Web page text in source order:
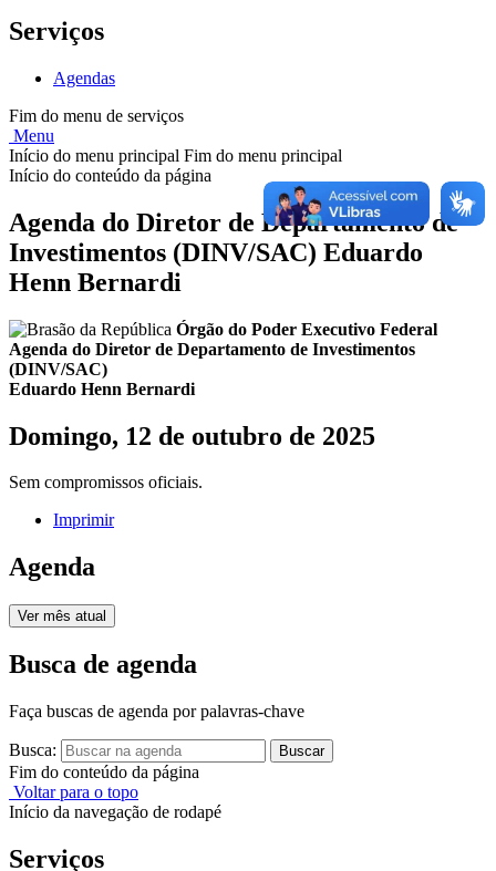
Serviços
Agendas
Fim do menu de serviços
Menu
Início do menu principal Fim do menu principal
Início do conteúdo da página
Agenda do Diretor de Departamento de
Investimentos (DINV/SAC) Eduardo
Henn Bernardi
Órgão do Poder Executivo Federal
Agenda do Diretor de Departamento de Investimentos
(DINV/SAC)
Eduardo Henn Bernardi
Domingo, 12 de outubro de 2025
Sem compromissos oficiais.
Imprimir
Agenda
Ver mês atual
Busca de agenda
Faça buscas de agenda por palavras-chave
Busca: Buscar
Fim do conteúdo da página
Voltar para o topo
Início da navegação de rodapé
Serviços